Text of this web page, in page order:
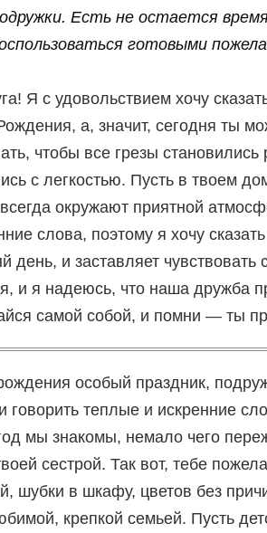
Есть не остается
готовыми
Я с удовольствием хочу
а, значит, сегодня ты
чтобы все грезы
с легкостью. Пусть в твоем
окружают приятной
слова, поэтому я хочу
день, и заставляет
и я надеюсь, что наша дружба
самой собой, и помни — ты
особый праздник,
говорить теплые и искренние
мы знакомы, немало чего
сестрой. Так вот, тебе
шубки в шкафу, цветов без
крепкой семьей. Пусть